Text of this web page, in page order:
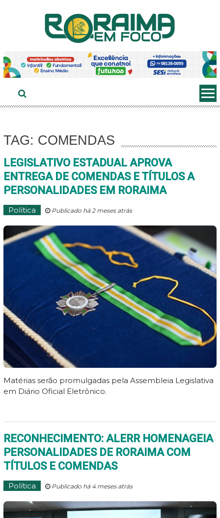
TAG: COMENDAS
LEGISLATIVO ESTADUAL APROVA
ENTREGA DE COMENDAS E TÍTULOS A
PERSONALIDADES EM RORAIMA
Política Publicado há 2 meses atrás
Matérias serão promulgadas pela Assembleia Legislativa
em Diário Oficial Eletrônico.
RECONHECIMENTO: ALERR HOMENAGEIA
PERSONALIDADES DE RORAIMA COM
TÍTULOS E COMENDAS
Política Publicado há 4 meses atrás